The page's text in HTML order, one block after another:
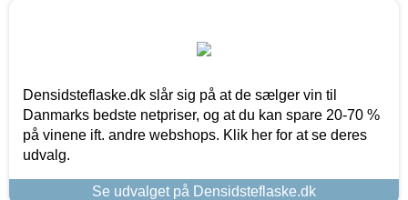
Densidsteflaske.dk slår sig på at de sælger vin til
Danmarks bedste netpriser, og at du kan spare 20-70 %
på vinene ift. andre webshops. Klik her for at se deres
udvalg.
Se udvalget på Densidsteflaske.dk